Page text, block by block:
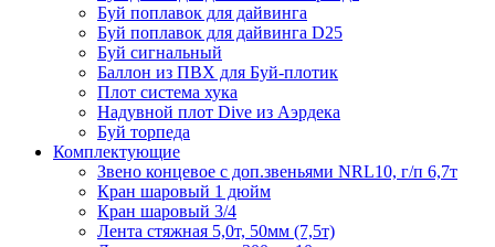
Буй поплавок для дайвинга
Буй поплавок для дайвинга D25
Буй сигнальный
Баллон из ПВХ для Буй-плотик
Плот система хука
Надувной плот Dive из Аэрдека
Буй торпеда
Комплектующие
Звено концевое с доп.звеньями NRL10, г/п 6,7т
Кран шаровый 1 дюйм
Кран шаровый 3/4
Лента стяжная 5,0т, 50мм (7,5т)